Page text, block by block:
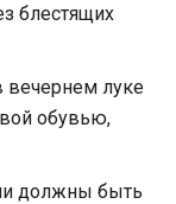
блестящих
луке
обувью,
должны быть